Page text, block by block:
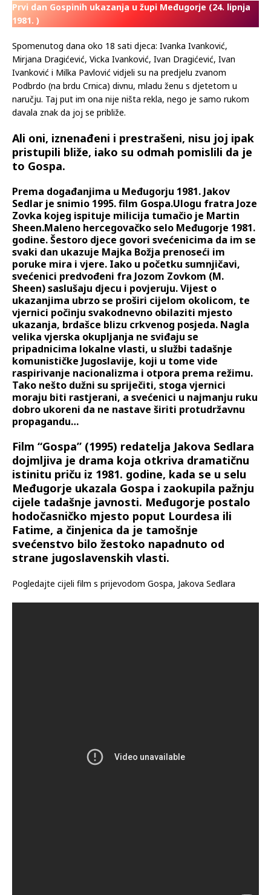
Prvi dan Gospinih ukazanja u župi Međugorje (24. lipnja
1981. )
Spomenutog dana oko 18 sati djeca: Ivanka Ivanković,
Mirjana Dragićević, Vicka Ivanković, Ivan Dragićević, Ivan
Ivanković i Milka Pavlović vidjeli su na predjelu zvanom
Podbrdo (na brdu Crnica) divnu, mladu ženu s djetetom u
naručju. Taj put im ona nije ništa rekla, nego je samo rukom
davala znak da joj se približe.
Ali oni, iznenađeni i prestrašeni, nisu joj ipak
pristupili bliže, iako su odmah pomislili da je
to Gospa.
Prema događanjima u Međugorju 1981. Jakov
Sedlar je snimio 1995. film Gospa.Ulogu fratra Joze
Zovka kojeg ispituje milicija tumačio je Martin
Sheen.Maleno hercegovačko selo Međugorje 1981.
godine. Šestoro djece govori svećenicima da im se
svaki dan ukazuje Majka Božja prenoseći im
poruke mira i vjere. Iako u početku sumnjičavi,
svećenici predvođeni fra Jozom Zovkom (M.
Sheen) saslušaju djecu i povjeruju. Vijest o
ukazanjima ubrzo se proširi cijelom okolicom, te
vjernici počinju svakodnevno obilaziti mjesto
ukazanja, brdašce blizu crkvenog posjeda. Nagla
velika vjerska okupljanja ne sviđaju se
pripadnicima lokalne vlasti, u službi tadašnje
komunističke Jugoslavije, koji u tome vide
raspirivanje nacionalizma i otpora prema režimu.
Tako nešto dužni su spriječiti, stoga vjernici
moraju biti rastjerani, a svećenici u najmanju ruku
dobro ukoreni da ne nastave širiti protudržavnu
propagandu…
Film “Gospa” (1995) redatelja Jakova Sedlara
dojmljiva je drama koja otkriva dramatičnu
istinitu priču iz 1981. godine, kada se u selu
Međugorje ukazala Gospa i zaokupila pažnju
cijele tadašnje javnosti. Međugorje postalo
hodočasničko mjesto poput Lourdesa ili
Fatime, a činjenica da je tamošnje
svećenstvo bilo žestoko napadnuto od
strane jugoslavenskih vlasti.
Pogledajte cijeli film s prijevodom Gospa, Jakova Sedlara